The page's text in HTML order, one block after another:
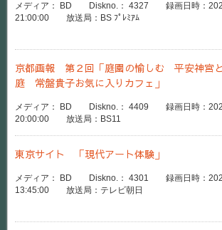
メディア： BD Diskno.： 4327 録画日時：
21:00:00 放送局：BS ﾌﾟﾚﾐｱﾑ
京都画報 第２回「庭園の愉しむ 平安神宮
庭 常盤貴子お気に入りカフェ」
メディア： BD Diskno.： 4409 録画日時：
20:00:00 放送局：BS11
東京サイト 「現代アート体験」
メディア： BD Diskno.： 4301 録画日時：
13:45:00 放送局：テレビ朝日